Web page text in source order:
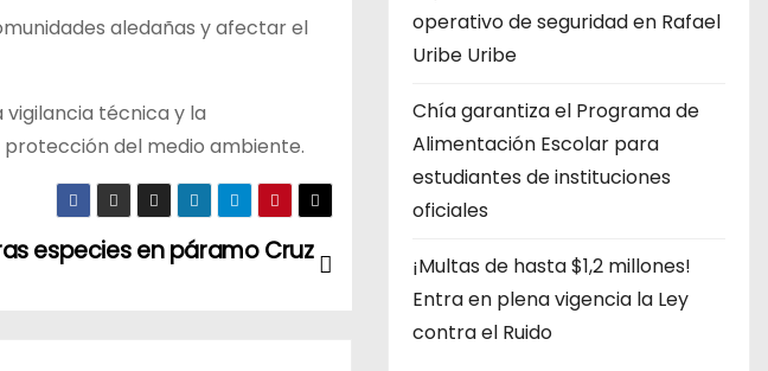
aledañas y afectar el
técnica y la
del medio ambiente.
especies en páramo Cruz
operativo de seguridad en Rafael
Uribe Uribe
Chía garantiza el Programa de
Alimentación Escolar para
estudiantes de instituciones
oficiales
¡Multas de hasta $1,2 millones!
Entra en plena vigencia la Ley
contra el Ruido